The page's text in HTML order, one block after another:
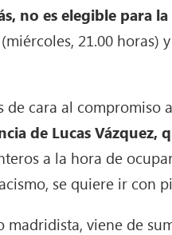
no es elegible para
21.00 horas)
cara al compromiso
de Lucas
a la hora de
se quiere ir con
viene de